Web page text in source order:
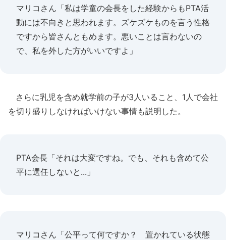
マリコさん「私は学童の会長をした経験からもPTA活
動には不向きと思われます。ズケズケものを言う性格
ですから皆さんともめます。悪いことは言わないの
で、私を外した方がいいですよ」
さらに乳児を含め就学前の子が3人いること、1人で会社
を切り盛りしなければいけない事情も説明した。
PTA会長「それは大変ですね。でも、それも含めて公
平に選任しないと...」
マリコさん「公平って何ですか？ 置かれている状態